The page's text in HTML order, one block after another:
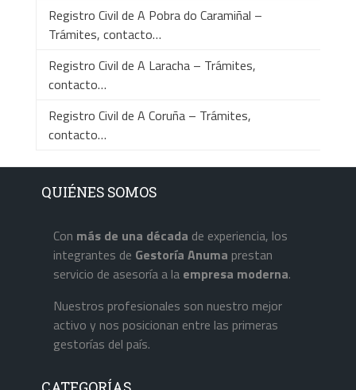
Registro Civil de A Pobra do Caramiñal –
Trámites, contacto…
Registro Civil de A Laracha – Trámites,
contacto…
Registro Civil de A Coruña – Trámites,
contacto…
QUIÉNES SOMOS
Con más de una década de experiencia, los
integrantes de Gestoría Anuma prestan
servicio de asesoría a la empresa moderna.
Nuestros profesionales son nuestro mejor
activo y nos posicionan entre las primeras
gestorías del país.